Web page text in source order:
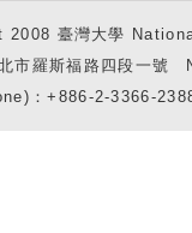
2008 臺灣大學
市羅斯福路四段一
：+886-2-3366-